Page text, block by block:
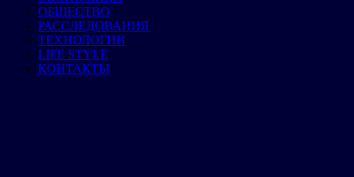
ОБЩЕСТВО
РАССЛЕДОВАНИЯ
ТЕХНОЛОГИИ
LIFE STYLE
КОНТАКТЫ